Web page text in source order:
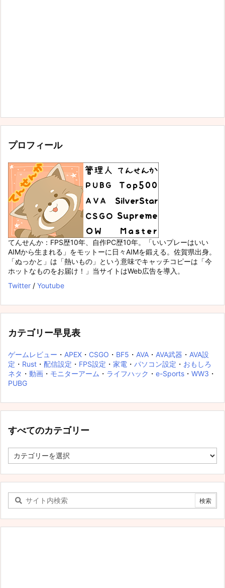
プロフィール
てんせんか：FPS歴10年、自作PC歴10年。「いいプレーはいい
AIMから生まれる」をモットーに日々AIMを鍛える。佐賀県出身。
「ぬっかと」は「熱いもの」という意味でキャッチコピーは「今
ホットなものをお届け！」当サイトはWeb広告を導入。
Twitter / Youtube
カテゴリー早見表
ゲームレビュー ・ APEX ・ CSGO ・ BF5 ・ AVA ・ AVA武器 ・ AVA設
定 ・ Rust ・ 配信設定 ・ FPS設定 ・ 家電 ・ パソコン設定 ・ おもしろ
ネタ ・ 動画 ・ モニターアーム ・ ライフハック ・ e-Sports ・ WW3 ・
PUBG
すべてのカテゴリー
べ
の
ゴ
リ
ー